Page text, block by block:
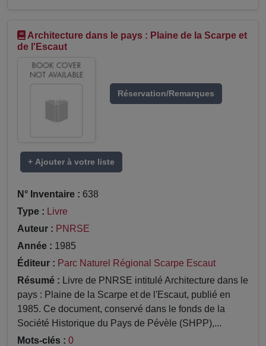
Architecture dans le pays : Plaine de la Scarpe et
de l'Escaut
Réservation/Remarques
+ Ajouter à votre liste
N° Inventaire : 638
Type : Livre
Auteur : PNRSE
Année : 1985
Éditeur : Parc Naturel Régional Scarpe Escaut
Résumé : Livre de PNRSE intitulé Architecture dans le
pays : Plaine de la Scarpe et de l'Escaut, publié en
1985. Ce document, conservé dans le fonds de la
Société Historique du Pays de Pévèle (SHPP),...
Mots-clés : 0